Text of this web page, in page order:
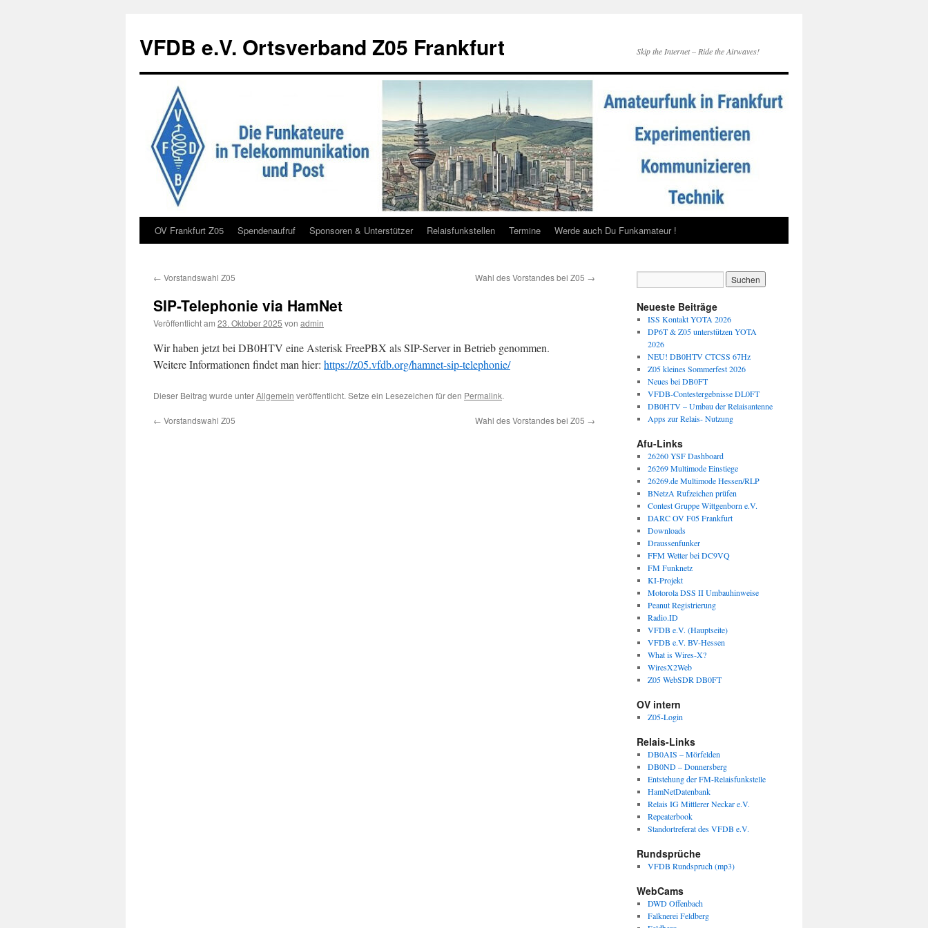
springen
VFDB e.V. Ortsverband Z05 Frankfurt Skip the Internet – Ride the Airwaves!
OV Frankfurt Z05 Spendenaufruf Sponsoren & Unterstützer Relaisfunkstellen Termine Werde auch Du Funkamateur !
← Vorstandswahl Z05 Wahl des Vorstandes bei Z05 →
SIP-Telephonie via HamNet
Veröffentlicht am 23. Oktober 2025 von admin
Wir haben jetzt bei DB0HTV eine Asterisk FreePBX als SIP-Server in Betrieb genommen.
Weitere Informationen findet man hier: https://z05.vfdb.org/hamnet-sip-telephonie/
Dieser Beitrag wurde unterAllgemein veröffentlicht. Setze ein Lesezeichen für den Permalink.
← Vorstandswahl Z05 Wahl des Vorstandes bei Z05 →
Neueste Beiträge
ISS Kontakt YOTA 2026
DP6T & Z05 unterstützen YOTA
2026
NEU! DB0HTV CTCSS 67Hz
Z05 kleines Sommerfest 2026
Neues bei DB0FT
VFDB-Contestergebnisse DL0FT
DB0HTV – Umbau der Relaisantenne
Apps zur Relais- Nutzung
Afu-Links
26260 YSF Dashboard
26269 Multimode Einstiege
26269.de Multimode Hessen/RLP
BNetzA Rufzeichen prüfen
Contest Gruppe Wittgenborn e.V.
DARC OV F05 Frankfurt
Downloads
Draussenfunker
FFM Wetter bei DC9VQ
FM Funknetz
KI-Projekt
Motorola DSS II Umbauhinweise
Peanut Registrierung
Radio.ID
VFDB e.V. (Hauptseite)
VFDB e.V. BV-Hessen
What is Wires-X?
WiresX2Web
Z05 WebSDR DB0FT
OV intern
Z05-Login
Relais-Links
DB0AIS – Mörfelden
DB0ND – Donnersberg
Entstehung der FM-Relaisfunkstelle
HamNetDatenbank
Relais IG Mittlerer Neckar e.V.
Repeaterbook
Standortreferat des VFDB e.V.
Rundsprüche
VFDB Rundspruch (mp3)
WebCams
DWD Offenbach
Falknerei Feldberg